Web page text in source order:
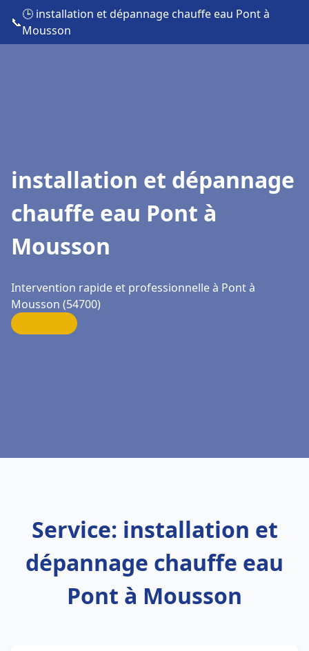
📞
🕒 installation et dépannage chauffe eau Pont à
Mousson
installation et dépannage
chauffe eau Pont à
Mousson
Intervention rapide et professionnelle à Pont à
Mousson (54700)
Service: installation et
dépannage chauffe eau
Pont à Mousson